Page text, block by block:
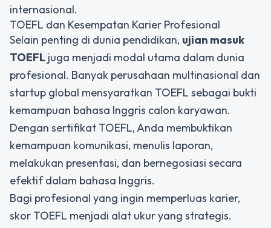
internasional.
TOEFL dan Kesempatan Karier Profesional
Selain penting di dunia pendidikan, ujian masuk
TOEFL juga menjadi modal utama dalam dunia
profesional. Banyak perusahaan multinasional dan
startup global mensyaratkan TOEFL sebagai bukti
kemampuan bahasa Inggris calon karyawan.
Dengan sertifikat TOEFL, Anda membuktikan
kemampuan komunikasi, menulis laporan,
melakukan presentasi, dan bernegosiasi secara
efektif dalam bahasa Inggris.
Bagi profesional yang ingin memperluas karier,
skor TOEFL menjadi alat ukur yang strategis.